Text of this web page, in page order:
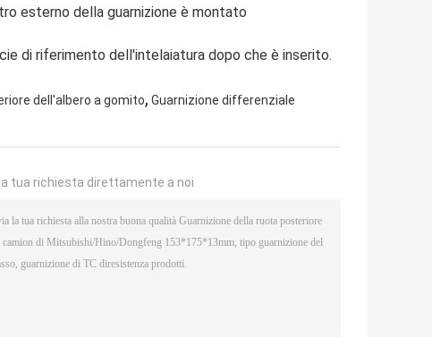
esterno della guarnizione è montato
di riferimento dell'intelaiatura dopo che è inserito.
dell'albero a gomito, Guarnizione differenziale
tua richiesta direttamente a noi